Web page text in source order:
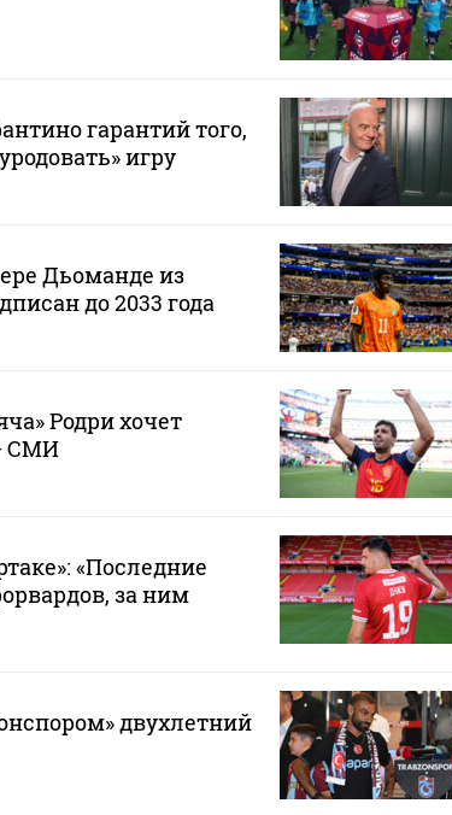
гарантий того,
игру
Дьоманде из
до 2033 года
Родри хочет
СМИ
«Последние
за ним
двухлетний